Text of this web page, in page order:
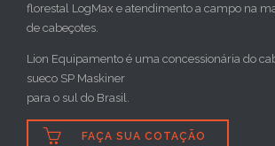
florestal LogMax e atendimento a campo na
de cabeçotes.
Lion Equipamento é uma concessionária do
sueco SP Maskiner
para o sul do Brasil.
 FAÇA SUA COTAÇÃO